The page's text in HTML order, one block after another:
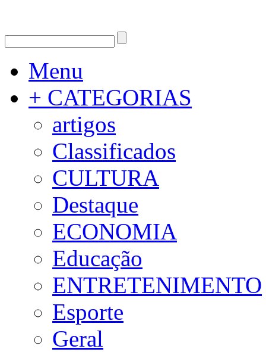
Menu
+ CATEGORIAS
artigos
Classificados
CULTURA
Destaque
ECONOMIA
Educação
ENTRETENIMENTO
Esporte
Geral